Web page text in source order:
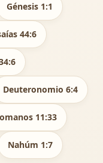
Génesis 1:1
44:6
Deuteronomio 6:4
11:33
Nahúm 1:7